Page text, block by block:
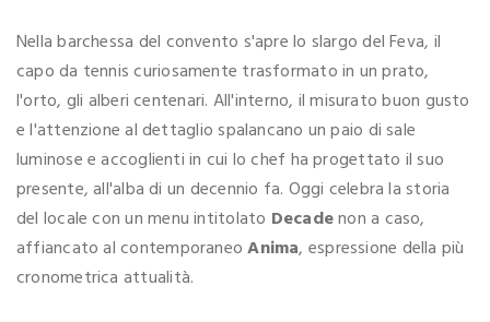
Nella barchessa del convento s'apre lo slargo del Feva, il
capo da tennis curiosamente trasformato in un prato,
l'orto, gli alberi centenari. All'interno, il misurato buon gusto
e l'attenzione al dettaglio spalancano un paio di sale
luminose e accoglienti in cui lo chef ha progettato il suo
presente, all'alba di un decennio fa. Oggi celebra la storia
del locale con un menu intitolato Decadenon a caso,
affiancato al contemporaneoAnima, espressione della più
cronometrica attualità.